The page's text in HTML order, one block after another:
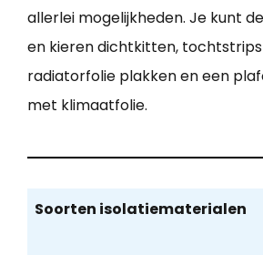
allerlei mogelijkheden. Je kunt
en kieren dichtkitten,
radiatorfolie plakken en een
met klimaatfolie.
Soorten isolatiematerialen